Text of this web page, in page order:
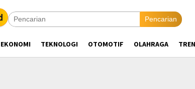
Pencarian
EKONOMI TEKNOLOGI OTOMOTIF OLAHRAGA TREN